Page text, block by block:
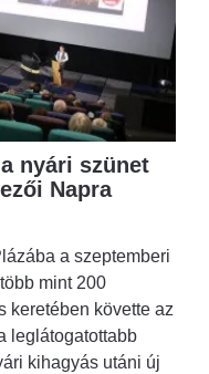
nyári szünet
Napra
a szeptemberi
mint 200
keretében követte az
leglátogatottabb
kihagyás utáni új